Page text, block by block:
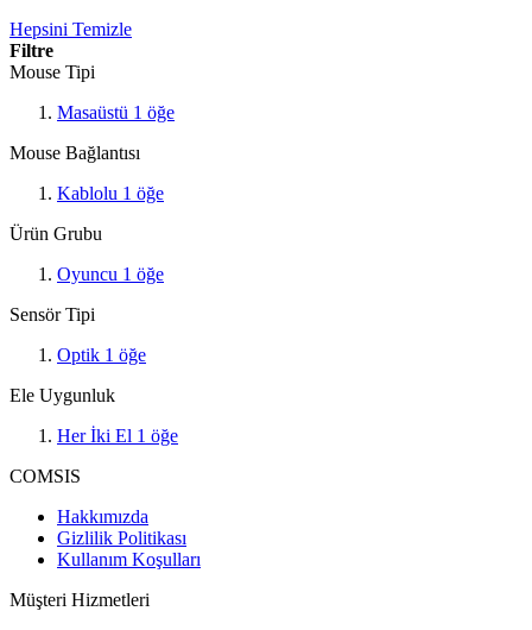
Hepsini Temizle
Filtre
Mouse Tipi
Masaüstü 1 öğe
Mouse Bağlantısı
Kablolu 1 öğe
Ürün Grubu
Oyuncu 1 öğe
Sensör Tipi
Optik 1 öğe
Ele Uygunluk
Her İki El 1 öğe
COMSIS
Hakkımızda
Gizlilik Politikası
Kullanım Koşulları
Müşteri Hizmetleri